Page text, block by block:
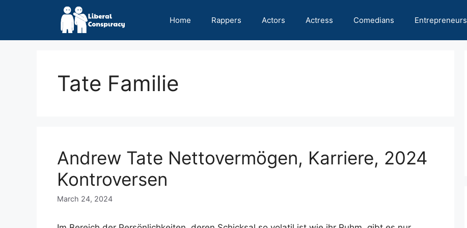
Home Rappers Actors Actress Comedians Entrepreneurs
Tate Familie
Andrew Tate Nettovermögen, Karriere, 2024
Kontroversen
March 24, 2024